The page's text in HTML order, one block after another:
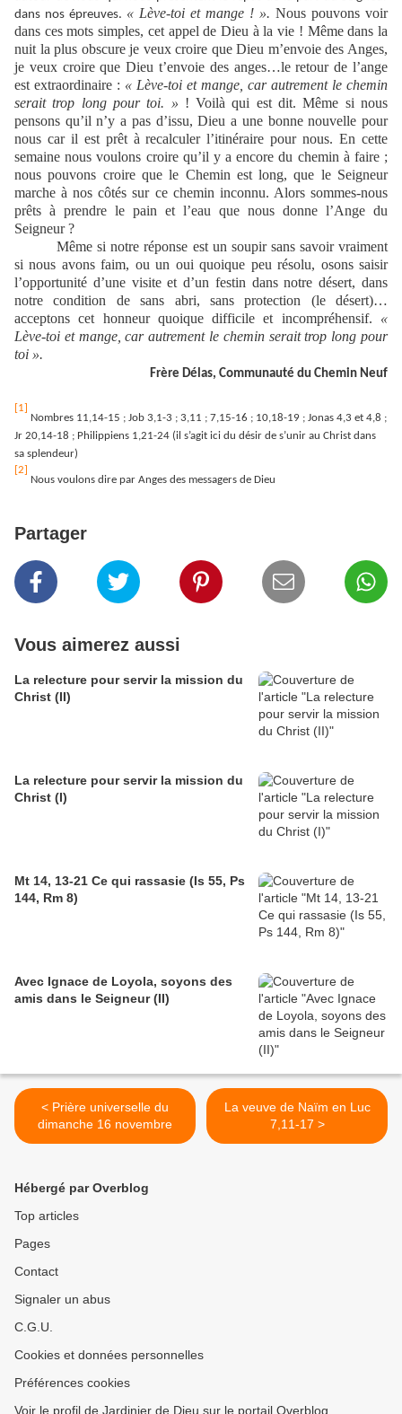
dans nos épreuves. « Lève-toi et mange ! ». Nous pouvons voir
dans ces mots simples, cet appel de Dieu à la vie ! Même dans la
nuit la plus obscure je veux croire que Dieu m’envoie des Anges,
je veux croire que Dieu t’envoie des anges…le retour de l’ange
est extraordinaire : « Lève-toi et mange, car autrement le chemin
serait trop long pour toi. » ! Voilà qui est dit. Même si nous
pensons qu’il n’y a pas d’issu, Dieu a une bonne nouvelle pour
nous car il est prêt à recalculer l’itinéraire pour nous. En cette
semaine nous voulons croire qu’il y a encore du chemin à faire ;
nous pouvons croire que le Chemin est long, que le Seigneur
marche à nos côtés sur ce chemin inconnu. Alors sommes-nous
prêts à prendre le pain et l’eau que nous donne l’Ange du
Seigneur ?
Même si notre réponse est un soupir sans savoir vraiment
si nous avons faim, ou un oui quoique peu résolu, osons saisir
l’opportunité d’une visite et d’un festin dans notre désert, dans
notre condition de sans abri, sans protection (le désert)…
acceptons cet honneur quoique difficile et incompréhensif. «
Lève-toi et mange, car autrement le chemin serait trop long pour
toi ».
Frère Délas, Communauté du Chemin Neuf
[1]
Nombres 11,14-15 ; Job 3,1-3 ; 3,11 ; 7,15-16 ; 10,18-19 ; Jonas 4,3 et 4,8 ;
Jr 20,14-18 ; Philippiens 1,21-24 (il s’agit ici du désir de s’unir au Christ dans
sa splendeur)
[2]
Nous voulons dire par Anges des messagers de Dieu
Partager
Vous aimerez aussi
La relecture pour servir la mission du
Christ (II)
La relecture pour servir la mission du
Christ (I)
Mt 14, 13-21 Ce qui rassasie (Is 55, Ps
144, Rm 8)
Avec Ignace de Loyola, soyons des
amis dans le Seigneur (II)
< Prière universelle du
dimanche 16 novembre
La veuve de Naïm en Luc
7,11-17 >
Hébergé par Overblog
Top articles
Pages
Contact
Signaler un abus
C.G.U.
Cookies et données personnelles
Préférences cookies
Voir le profil de Jardinier de Dieu sur le portail Overblog